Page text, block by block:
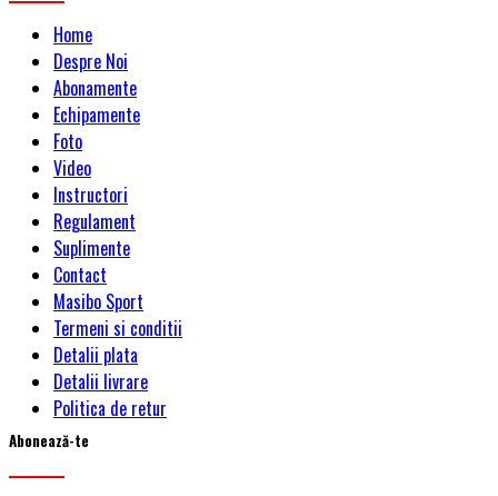
Home
Despre Noi
Abonamente
Echipamente
Foto
Video
Instructori
Regulament
Suplimente
Contact
Masibo Sport
Termeni si conditii
Detalii plata
Detalii livrare
Politica de retur
Abonează-te